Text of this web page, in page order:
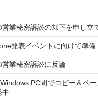
業秘密訴訟の却下を申し立
発表イベントに向けて準備
業秘密訴訟に反論
PC間でコピー＆ペ
中